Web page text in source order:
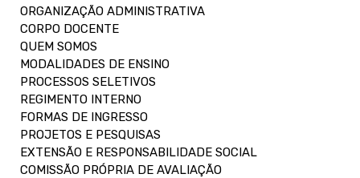
ORGANIZAÇÃO ADMINISTRATIVA
CORPO DOCENTE
QUEM SOMOS
MODALIDADES DE ENSINO
PROCESSOS SELETIVOS
REGIMENTO INTERNO
FORMAS DE INGRESSO
PROJETOS E PESQUISAS
EXTENSÃO E RESPONSABILIDADE SOCIAL
COMISSÃO PRÓPRIA DE AVALIAÇÃO